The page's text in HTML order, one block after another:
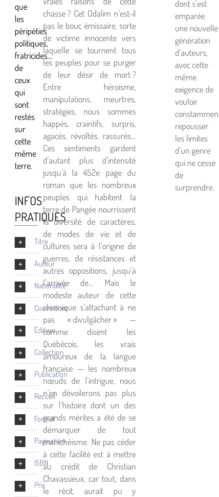
que
les
péripéties
politiques,
fratricides…
de
ceux
qui
sont
restés
sur
cette
même
terre.
INFOS
PRATIQUES
Titre
Auteur
Nationalité
Couverture
Édition
Collection
Publication
Recueil
Format
Pagination
ISBN
Prix
chasse ? Cet Odalim n’est-il
pas le bouc émissaire, sorte
de victime innocente vers
laquelle se tournent tous
les peuples pour se purger
de leur désir de mort ?
Entre héroïsme,
manipulations, meurtres,
stratégies, nous sommes
happés, craintifs, surpris,
agacés, révoltés, rassurés…
Ces sentiments gardent
d’autant plus d’intensité
jusqu’à la 452e page du
roman que les nombreux
peuples qui habitent la
terre de Pangée nourrissent
la diversité de caractères,
de modes de vie et de
cultures sera à l’origine de
guerres, de résistances et
autres oppositions, jusqu’à
l’arrivée de… Mais le
modeste auteur de cette
chronique s’attachant à ne
pas « divulgâcher » —
comme disent les
Québécois, les vrais
amoureux de la langue
française — les nombreux
nœuds de l’intrigue, nous
n’en dévoilerons pas plus
sur l’histoire dont un des
grands mérites a été de se
démarquer de tout
manichéisme. Ne pas céder
à cette facilité est à mettre
au crédit de Christian
Chavassieux, car tout, dans
le récit, aurait pu y
dont s’est
emparée
une nouvelle
génération
d’auteurs,
avec cette
même
exigence de
vouloir
repousser
les limites
d’un genre
qui ne cesse
de
surprendre.